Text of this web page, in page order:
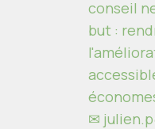
conseil
but :
✉